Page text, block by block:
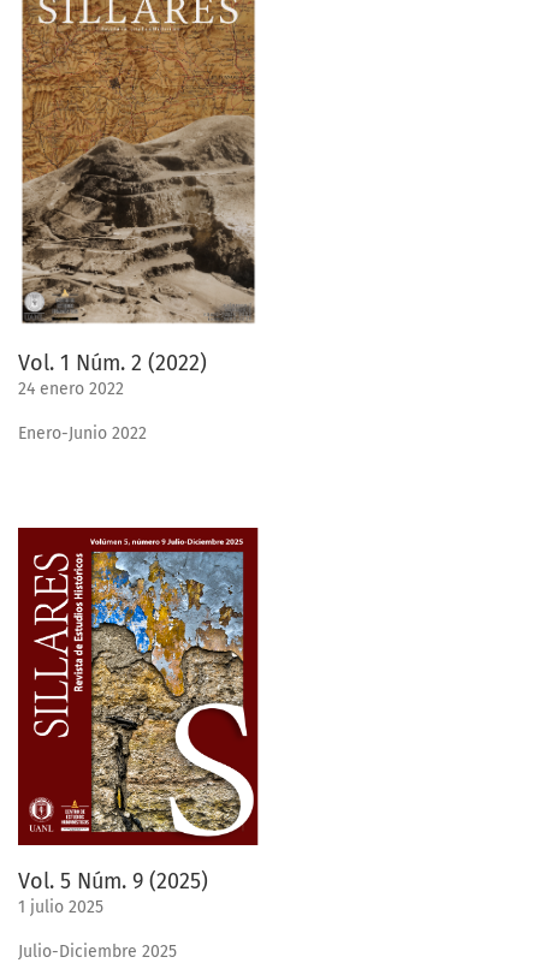
Vol. 1 Núm. 2 (2022)
24 enero 2022
Enero-Junio 2022
Vol. 5 Núm. 9 (2025)
1 julio 2025
Julio-Diciembre 2025